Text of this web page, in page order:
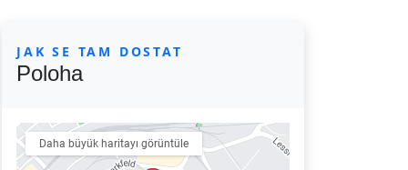
JAK SE TAM DOSTAT
Poloha